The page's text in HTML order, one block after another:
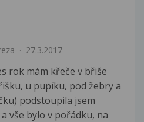
27.3.2017
rok mám křeče v břiše
u pupíku, pod žebry a
podstoupila jsem
vše bylo v pořádku, na